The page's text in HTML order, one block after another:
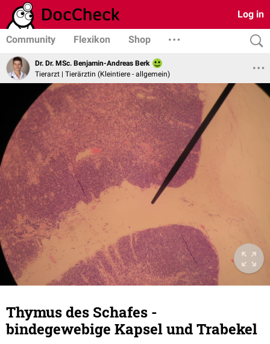
Log in
Community Flexikon Shop
Dr. Dr. MSc. Benjamin-Andreas Berk
Tierarzt | Tierärztin (Kleintiere - allgemein)
Thymus des Schafes -
bindegewebige Kapsel und Trabekel